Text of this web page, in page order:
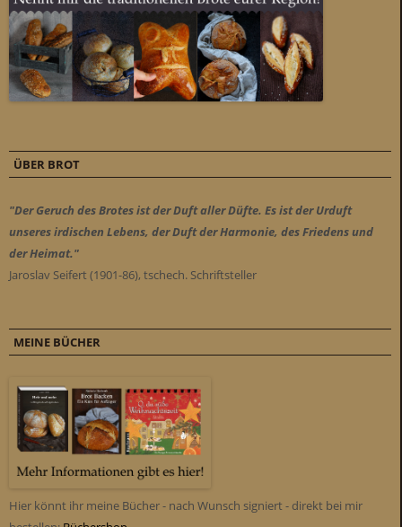
ÜBER BROT
"Der Geruch des Brotes ist der Duft aller Düfte. Es ist der Urduft
unseres irdischen Lebens, der Duft der Harmonie, des Friedens und
der Heimat."
Jaroslav Seifert (1901-86), tschech. Schriftsteller
MEINE BÜCHER
Hier könnt ihr meine Bücher - nach Wunsch signiert - direkt bei mir